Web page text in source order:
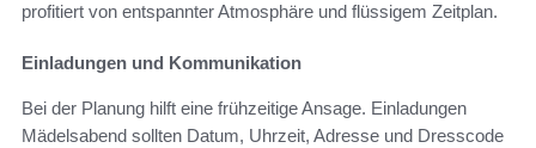
profitiert von entspannter Atmosphäre und flüssigem Zeitplan.
Einladungen und Kommunikation
Bei der Planung hilft eine frühzeitige Ansage. Einladungen
Mädelsabend sollten Datum, Uhrzeit, Adresse und Dresscode